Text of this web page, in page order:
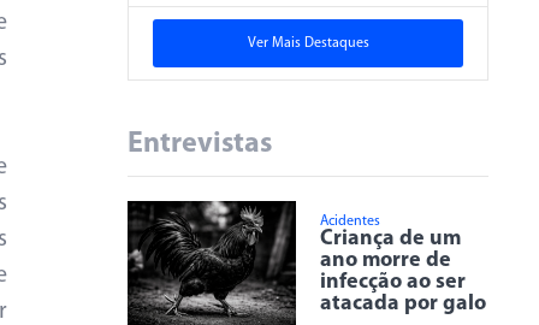
Ver Mais Destaques
Entrevistas
Acidentes
Criança de um
ano morre de
infecção ao ser
atacada por galo